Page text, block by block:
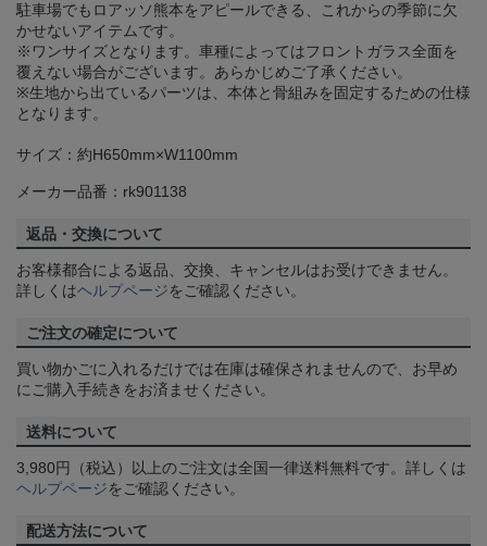
駐車場でもロアッソ熊本をアピールできる、これからの季節に欠
かせないアイテムです。
※ワンサイズとなります。車種によってはフロントガラス全面を
覆えない場合がございます。あらかじめご了承ください。
※生地から出ているパーツは、本体と骨組みを固定するための仕様
となります。
サイズ：約H650mm×W1100mm
メーカー品番：rk901138
返品・交換について
お客様都合による返品、交換、キャンセルはお受けできません。
詳しくはヘルプページをご確認ください。
ご注文の確定について
買い物かごに入れるだけでは在庫は確保されませんので、お早め
にご購入手続きをお済ませください。
送料について
3,980円（税込）以上のご注文は全国一律送料無料です。詳しくは
ヘルプページをご確認ください。
配送方法について